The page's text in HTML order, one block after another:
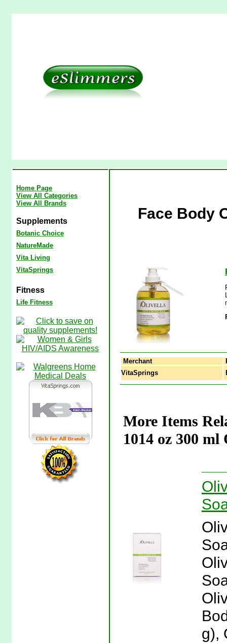
Home Page
View All Categories
View All Brands
Supplements
Botanic Choice
NatureMade
Vita Living
VitaSprings
Fitness
Life Fitness
Face Body
Merchant
VitaSprings
More Items
1014 oz 300 ml
g),